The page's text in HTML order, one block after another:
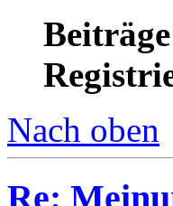
Nach oben
Re: